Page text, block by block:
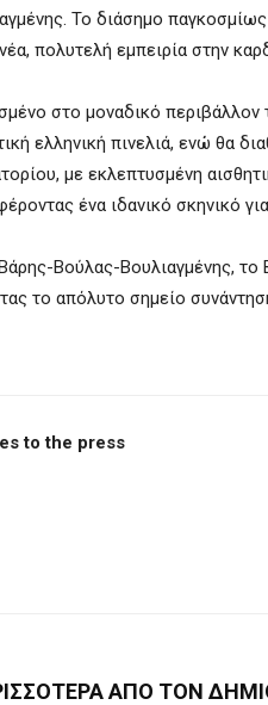
Το διάσημο παγκοσμίως
πολυτελή εμπειρία στην
στο μοναδικό περιβάλλον
ελληνική πινελιά, ενώ θα
με εκλεπτυσμένη
ένα ιδανικό σκηνικό
Βούλας-Βουλιαγμένης, το
το απόλυτο σημείο
to the press
ΑΠΟ ΤΟΝ